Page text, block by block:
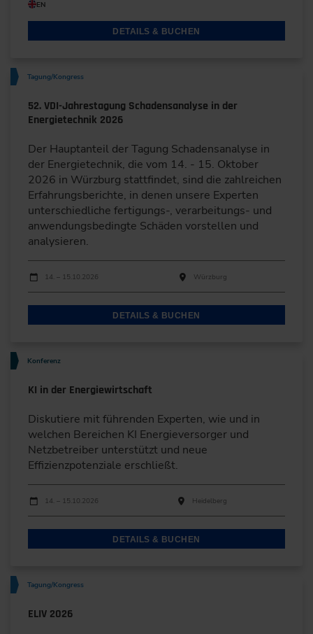
EN
DETAILS & BUCHEN
Tagung/Kongress
52. VDI-Jahrestagung Schadensanalyse in der
Energietechnik 2026
Der Hauptanteil der Tagung Schadensanalyse in
der Energietechnik, die vom 14. - 15. Oktober
2026 in Würzburg stattfindet, sind die zahlreichen
Erfahrungsberichte, in denen unsere Experten
unterschiedliche fertigungs-, verarbeitungs- und
anwendungsbedingte Schäden vorstellen und
analysieren.
Durchführungen
Veranstaltungsdatum
14. – 15.10.2026 Würzburg
DETAILS & BUCHEN
Konferenz
KI in der Energiewirtschaft
Diskutiere mit führenden Experten, wie und in
welchen Bereichen KI Energieversorger und
Netzbetreiber unterstützt und neue
Effizienzpotenziale erschließt.
Durchführungen
Veranstaltungsdatum
14. – 15.10.2026 Heidelberg
DETAILS & BUCHEN
Tagung/Kongress
ELIV 2026